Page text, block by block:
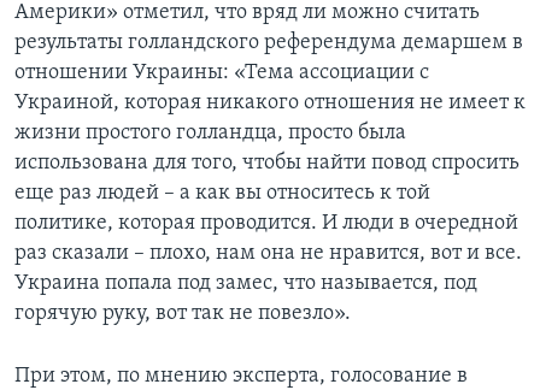
Америки» отметил, что вряд ли можно считать
результаты голландского референдума демаршем в
отношении Украины: «Тема ассоциации с
Украиной, которая никакого отношения не имеет к
жизни простого голландца, просто была
использована для того, чтобы найти повод спросить
еще раз людей – а как вы относитесь к той
политике, которая проводится. И люди в очередной
раз сказали – плохо, нам она не нравится, вот и все.
Украина попала под замес, что называется, под
горячую руку, вот так не повезло».
При этом, по мнению эксперта, голосование в